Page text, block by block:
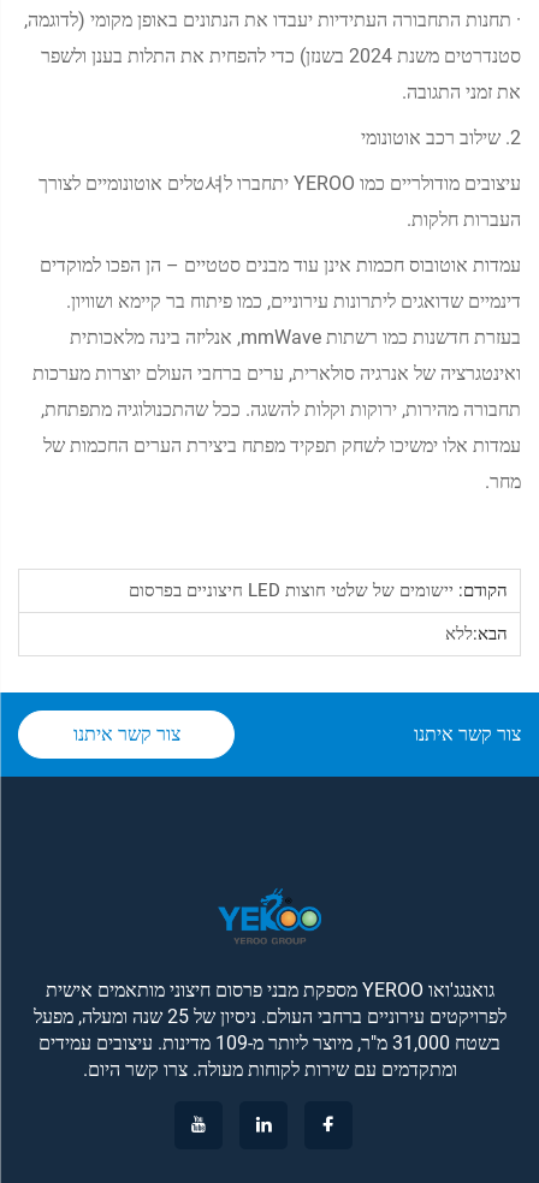
· תחנות התחבורה העתידיות יעבדו את הנתונים באופן מקומי (לדוגמה,
סטנדרטים משנת 2024 בשנזן) כדי להפחית את התלות בענן ולשפר
את זמני התגובה.
2. שילוב רכב אוטונומי
עיצובים מודולריים כמו YEROO יתחברו ל셔טלים אוטונומיים לצורך
העברות חלקות.
עמדות אוטובוס חכמות אינן עוד מבנים סטטיים – הן הפכו למוקדים
דינמיים שדואגים ליתרונות עירוניים, כמו פיתוח בר קיימא ושוויון.
בעזרת חדשנות כמו רשתות mmWave, אנליזה בינה מלאכותית
ואינטגרציה של אנרגיה סולארית, ערים ברחבי העולם יוצרות מערכות
תחבורה מהירות, ירוקות וקלות להשגה. ככל שהתכנולוגיה מתפתחת,
עמדות אלו ימשיכו לשחק תפקיד מפתח ביצירת הערים החכמות של
מחר.
הקודם: יישומים של שלטי חוצות LED חיצוניים בפרסום
הבא:ללא
צור קשר איתנו צור קשר איתנו
גואנגג'ואו YEROO מספקת מבני פרסום חיצוני מותאמים אישית
לפרויקטים עירוניים ברחבי העולם. ניסיון של 25 שנה ומעלה, מפעל
בשטח 31,000 מ"ר, מיוצר ליותר מ-109 מדינות. עיצובים עמידים
ומתקדמים עם שירות לקוחות מעולה. צרו קשר היום.